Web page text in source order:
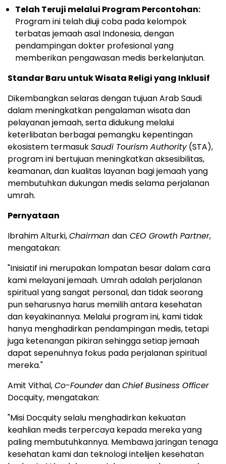
Telah Teruji melalui Program Percontohan:
Program ini telah diuji coba pada kelompok
terbatas jemaah asal Indonesia, dengan
pendampingan dokter profesional yang
memberikan pengawasan medis berkelanjutan.
Standar Baru untuk Wisata Religi yang Inklusif
Dikembangkan selaras dengan tujuan Arab Saudi
dalam meningkatkan pengalaman wisata dan
pelayanan jemaah, serta didukung melalui
keterlibatan berbagai pemangku kepentingan
ekosistem termasukSaudi Tourism Authority(STA),
program ini bertujuan meningkatkan aksesibilitas,
keamanan, dan kualitas layanan bagi jemaah yang
membutuhkan dukungan medis selama perjalanan
umrah.
Pernyataan
Ibrahim Alturki,Chairman dan CEO Growth Partner,
mengatakan:
"Inisiatif ini merupakan lompatan besar dalam cara
kami melayani jemaah. Umrah adalah perjalanan
spiritual yang sangat personal, dan tidak seorang
pun seharusnya harus memilih antara kesehatan
dan keyakinannya. Melalui program ini, kami tidak
hanya menghadirkan pendampingan medis, tetapi
juga ketenangan pikiran sehingga setiap jemaah
dapat sepenuhnya fokus pada perjalanan spiritual
mereka."
Amit Vithal,Co-FounderdanChief Business Officer
Docquity, mengatakan:
"Misi Docquity selalu menghadirkan kekuatan
keahlian medis terpercaya kepada mereka yang
paling membutuhkannya. Membawa jaringan tenaga
kesehatan kami dan teknologi intelijen kesehatan